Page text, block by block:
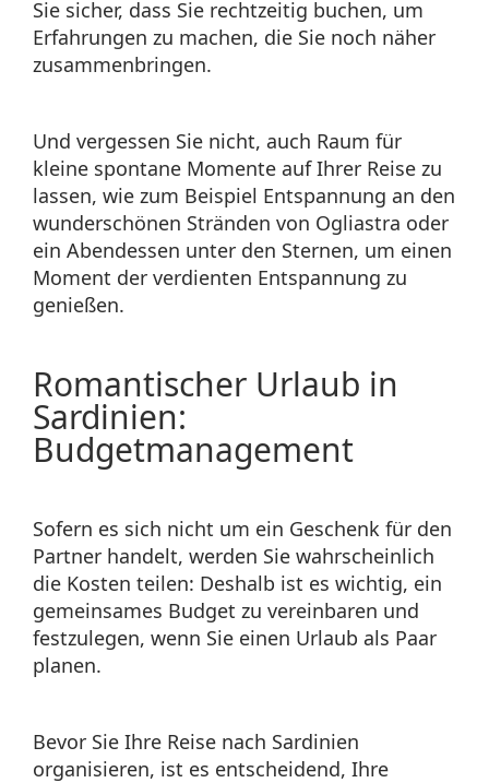
Sie sicher, dass Sie rechtzeitig buchen, um
Erfahrungen zu machen, die Sie noch näher
zusammenbringen.
Und vergessen Sie nicht, auch Raum für
kleine spontane Momente auf Ihrer Reise zu
lassen, wie zum Beispiel Entspannung an den
wunderschönen Stränden von Ogliastra oder
ein Abendessen unter den Sternen, um einen
Moment der verdienten Entspannung zu
genießen.
Romantischer Urlaub in
Sardinien:
Budgetmanagement
Sofern es sich nicht um ein Geschenk für den
Partner handelt, werden Sie wahrscheinlich
die Kosten teilen: Deshalb ist es wichtig, ein
gemeinsames Budget zu vereinbaren und
festzulegen, wenn Sie einen Urlaub als Paar
planen.
Bevor Sie Ihre Reise nach Sardinien
organisieren, ist es entscheidend, Ihre